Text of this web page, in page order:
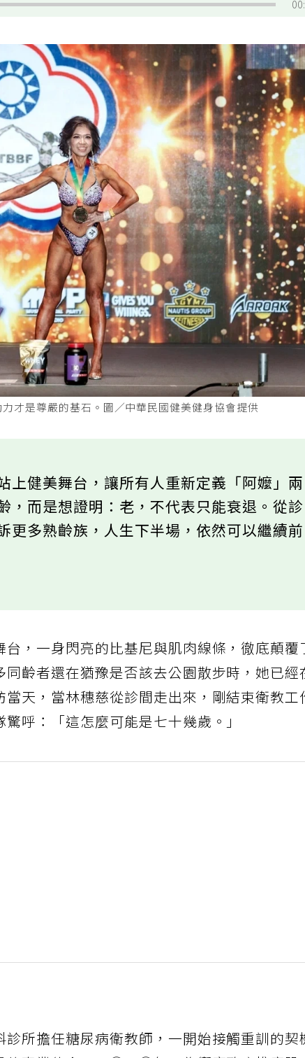
才是尊嚴的基石。圖／中華民國健美健身協會提供
上健美舞台，讓所有人重新定義「阿嬤」兩
，而是想證明：老，不代表只能衰退。從診
更多熟齡族，人生下半場，依然可以繼續前
，一身閃亮的比基尼與肌肉線條，徹底顛覆
齡者還在猶豫是否該去公園散步時，她已經
天，當林穗慈從診間走出來，剛結束衛教工
呼：「這怎麼可能是七十幾歲。」
所擔任糖尿病衛教師，一開始接觸重訓的契